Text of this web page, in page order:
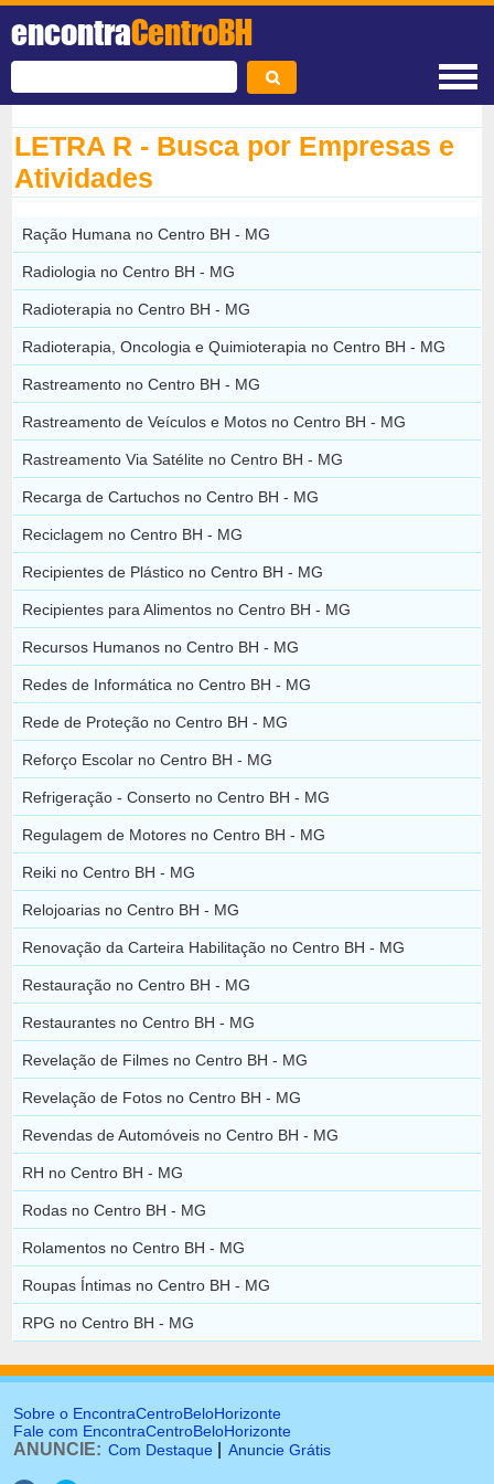
encontraCentroBH
LETRA R - Busca por Empresas e
Atividades
Ração Humana no Centro BH - MG
Radiologia no Centro BH - MG
Radioterapia no Centro BH - MG
Radioterapia, Oncologia e Quimioterapia no Centro BH - MG
Rastreamento no Centro BH - MG
Rastreamento de Veículos e Motos no Centro BH - MG
Rastreamento Via Satélite no Centro BH - MG
Recarga de Cartuchos no Centro BH - MG
Reciclagem no Centro BH - MG
Recipientes de Plástico no Centro BH - MG
Recipientes para Alimentos no Centro BH - MG
Recursos Humanos no Centro BH - MG
Redes de Informática no Centro BH - MG
Rede de Proteção no Centro BH - MG
Reforço Escolar no Centro BH - MG
Refrigeração - Conserto no Centro BH - MG
Regulagem de Motores no Centro BH - MG
Reiki no Centro BH - MG
Relojoarias no Centro BH - MG
Renovação da Carteira Habilitação no Centro BH - MG
Restauração no Centro BH - MG
Restaurantes no Centro BH - MG
Revelação de Filmes no Centro BH - MG
Revelação de Fotos no Centro BH - MG
Revendas de Automóveis no Centro BH - MG
RH no Centro BH - MG
Rodas no Centro BH - MG
Rolamentos no Centro BH - MG
Roupas Íntimas no Centro BH - MG
RPG no Centro BH - MG
Sobre o EncontraCentroBeloHorizonte
Fale com EncontraCentroBeloHorizonte
ANUNCIE: Com Destaque Anuncie Grátis